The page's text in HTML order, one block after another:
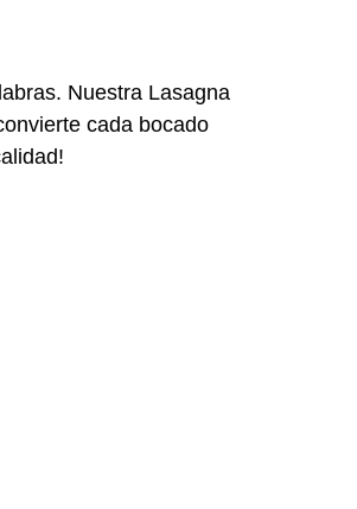
Nuestra Lasagna
cada bocado
!